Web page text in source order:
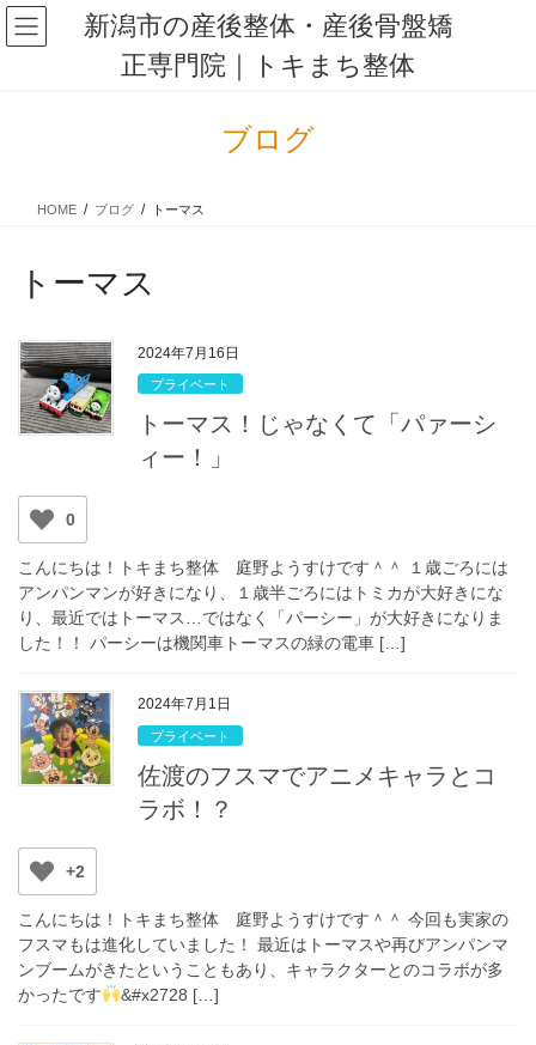
コ
ン
ナ
ビ
新潟市の産後整体・産後骨盤矯
正専門院｜トキまち整体
ブログ
HOME ブログ トーマス
トーマス
2024年7月16日
プライベート
トーマス！じゃなくて「パァーシ
ィー！」
0
こんにちは！トキまち整体 庭野ようすけです＾＾ １歳ごろには
アンパンマンが好きになり、１歳半ごろにはトミカが大好きにな
り、最近ではトーマス…ではなく「パーシー」が大好きになりま
した！！ パーシーは機関車トーマスの緑の電車 […]
2024年7月1日
プライベート
佐渡のフスマでアニメキャラとコ
ラボ！？
+2
こんにちは！トキまち整体 庭野ようすけです＾＾ 今回も実家の
フスマもは進化していました！ 最近はトーマスや再びアンパンマ
ンブームがきたということもあり、キャラクターとのコラボが多
かったです
&#x2728 […]